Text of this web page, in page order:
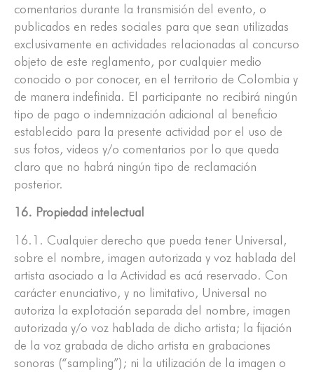
comentarios durante la transmisión del evento, o
publicados en redes sociales para que sean utilizadas
exclusivamente en actividades relacionadas al concurso
objeto de este reglamento, por cualquier medio
conocido o por conocer, en el territorio de Colombia y
de manera indefinida. El participante no recibirá ningún
tipo de pago o indemnización adicional al beneficio
establecido para la presente actividad por el uso de
sus fotos, videos y/o comentarios por lo que queda
claro que no habrá ningún tipo de reclamación
posterior.
16. Propiedad intelectual
16.1. Cualquier derecho que pueda tener Universal,
sobre el nombre, imagen autorizada y voz hablada del
artista asociado a la Actividad es acá reservado. Con
carácter enunciativo, y no limitativo, Universal no
autoriza la explotación separada del nombre, imagen
autorizada y/o voz hablada de dicho artista; la fijación
de la voz grabada de dicho artista en grabaciones
sonoras (“sampling”); ni la utilización de la imagen o